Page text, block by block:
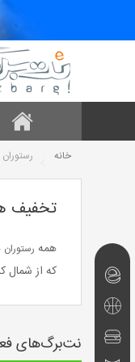
خانه
نت‌برگ‌های
امروز
تفریحی
رستوران
تخفیف
همه رستوران
که از شمال
نت‌برگ‌های